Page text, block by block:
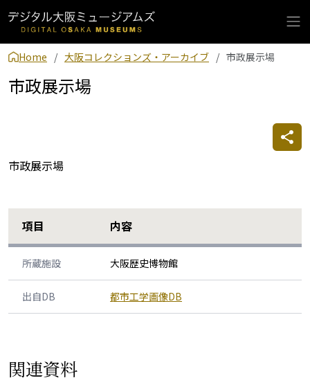
Home 大阪コレクションズ・アーカイブ 市政展示場
市政展示場
市政展示場
項目 内容
所蔵施設 大阪歴史博物館
出自DB 都市工学画像DB
関連資料